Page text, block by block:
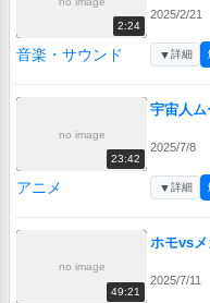
2:24
2025/2/21
音楽・サウンド ▼詳細
no image
23:42
宇宙人ム
2025/7/8
アニメ ▼詳細
no image
49:21
ホモvs
2025/7/11